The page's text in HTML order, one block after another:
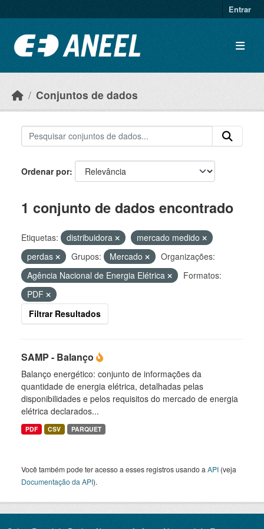
Entrar
Conjuntos de dados
Ordenar por
1 conjunto de dados encontrado
Etiquetas: distribuidora
mercado medido
perdas
Grupos: Mercado
Organizações:
Agência Nacional de Energia Elétrica
Formatos:
PDF
Filtrar Resultados
SAMP - Balanço
Balanço energético: conjunto de informações da
quantidade de energia elétrica, detalhadas pelas
disponibilidades e pelos requisitos do mercado de energia
elétrica declarados...
PDF CSV PARQUET
Você também pode ter acesso a esses registros usando a API (veja
Documentação da API).